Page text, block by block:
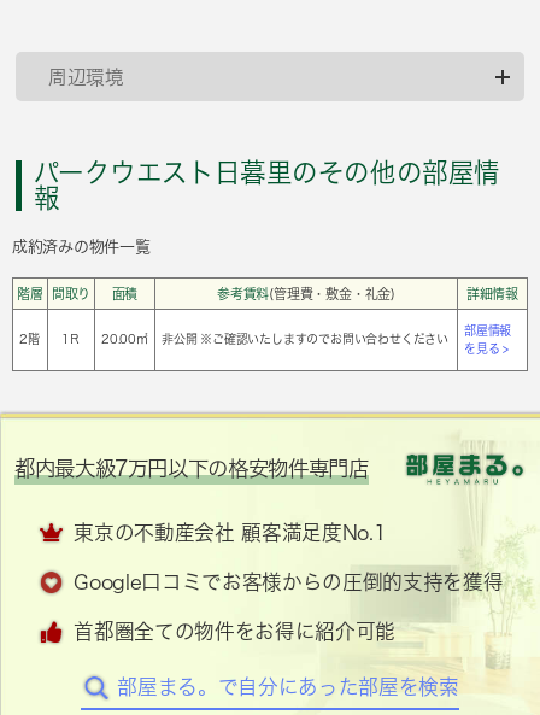
周辺環境
パークウエスト日暮里のその他の部屋情
報
成約済みの物件一覧
階層 間取り 面積 参考賃料(管理費・敷金・礼金) 詳細情報
2階 1Ｒ 20.00㎡ 非公開 ※ご確認いたしますのでお問い合わせください
部屋情報
を見る >
都内最大級7万円以下の格安物件専門店
東京の不動産会社 顧客満足度No.1
Google口コミでお客様からの圧倒的支持を獲得
首都圏全ての物件をお得に紹介可能
部屋まる。で自分にあった部屋を検索